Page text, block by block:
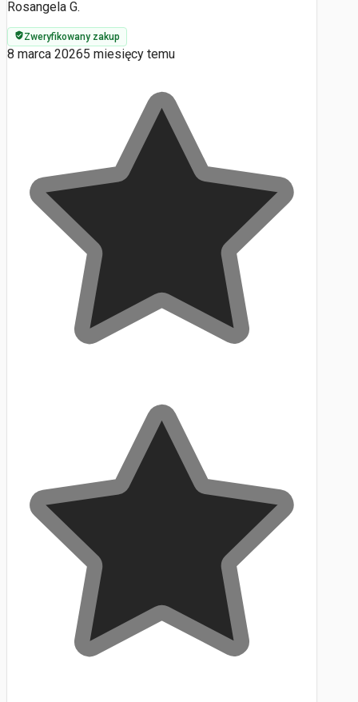
Rosangela G.
Zweryfikowany zakup
8 marca 20265 miesięcy temu